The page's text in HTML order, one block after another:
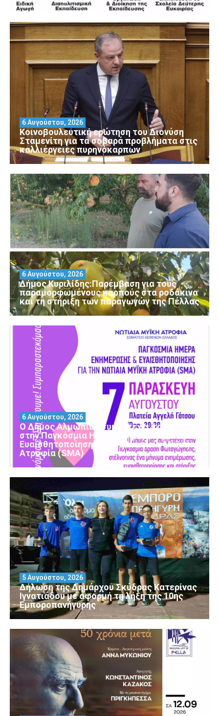
Κοινοβουλευτική ερώτηση του Διονύση
Σταμενίτη για τα σοβαρά προβλήματα στις
καλλιέργειες πυρηνόκαρπων
6 Αυγούστου, 2026
Δήμος Κυριλίδης:Παρέμβαση για τους
παραμορφωμένους καρπούς στα ροδάκινα
και τη στήριξη των παραγωγών της Πέλλας
6 Αυγούστου, 2026
Ο Δήμος Αλμωπίας συμμετέχει και φέτος
στην Παγκόσμια Ημέρα Ενημέρωσης και
Ευαισθητοποίησης για τη Νωτιαία Μυϊκή
Ατροφία (SMA)
6 Αυγούστου, 2026
Δήλωση της Δημάρχου Σκύδρας Κατερίνας
Ιγνατιάδου με αφορμή τη λήξη της 10ης
Εμποροπανήγυρης
5 Αυγούστου, 2026